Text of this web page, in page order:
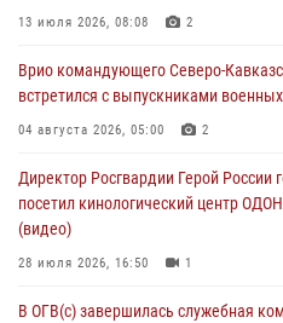
Выпускники вузов Росгвардии
06 августа 2026, 04:00 3
Росгвардейцы проверили работу
05 августа 2026, 14:44 1
13 июля 2026, 08:08 2
Врио командующего Северо-
встретился с выпускниками
04 августа 2026, 05:00 2
Директор Росгвардии Герой России
посетил кинологический центр
(видео)
28 июля 2026, 16:50 1
В ОГВ(с) завершилась служебная